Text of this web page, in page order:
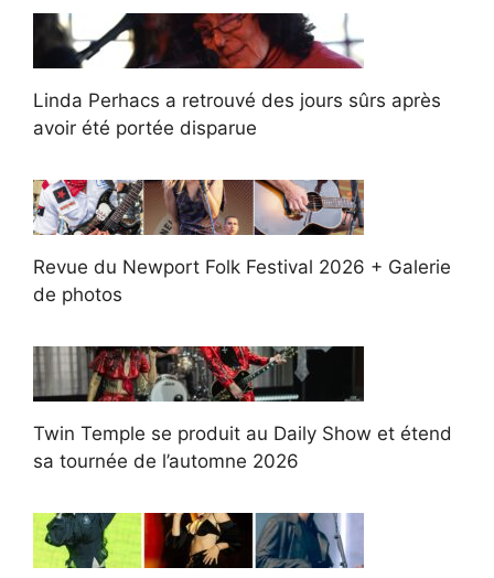
Linda Perhacs a retrouvé des jours sûrs après
avoir été portée disparue
Revue du Newport Folk Festival 2026 + Galerie
de photos
Twin Temple se produit au Daily Show et étend
sa tournée de l’automne 2026